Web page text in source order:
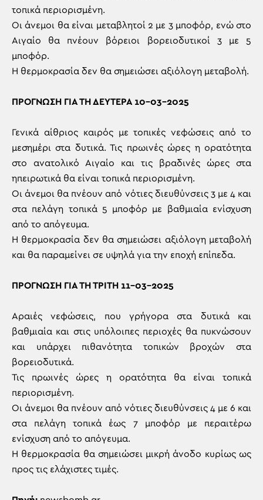
τοπικά περιορισμένη.
Οι άνεμοι θα είναι μεταβλητοί 2 με 3 μποφόρ, ενώ στο
Αιγαίο θα πνέουν βόρειοι βορειοδυτικοί 3 με 5
μποφόρ.
Η θερμοκρασία δεν θα σημειώσει αξιόλογη μεταβολή.
ΠΡΟΓΝΩΣΗ ΓΙΑ ΤΗ ΔΕΥΤΕΡΑ 10-03-2025
Γενικά αίθριος καιρός με τοπικές νεφώσεις από το
μεσημέρι στα δυτικά. Τις πρωινές ώρες η ορατότητα
στο ανατολικό Αιγαίο και τις βραδινές ώρες στα
ηπειρωτικά θα είναι τοπικά περιορισμένη.
Οι άνεμοι θα πνέουν από νότιες διευθύνσεις 3 με 4 και
στα πελάγη τοπικά 5 μποφόρ με βαθμιαία ενίσχυση
από το απόγευμα.
Η θερμοκρασία δεν θα σημειώσει αξιόλογη μεταβολή
και θα παραμείνει σε υψηλά για την εποχή επίπεδα.
ΠΡΟΓΝΩΣΗ ΓΙΑ ΤΗ ΤΡΙΤΗ 11-03-2025
Αραιές νεφώσεις, που γρήγορα στα δυτικά και
βαθμιαία και στις υπόλοιπες περιοχές θα πυκνώσουν
και υπάρχει πιθανότητα τοπικών βροχών στα
βορειοδυτικά.
Τις πρωινές ώρες η ορατότητα θα είναι τοπικά
περιορισμένη.
Οι άνεμοι θα πνέουν από νότιες διευθύνσεις 4 με 6 και
στα πελάγη τοπικά έως 7 μποφόρ με περαιτέρω
ενίσχυση από το απόγευμα.
Η θερμοκρασία θα σημειώσει μικρή άνοδο κυρίως ως
προς τις ελάχιστες τιμές.